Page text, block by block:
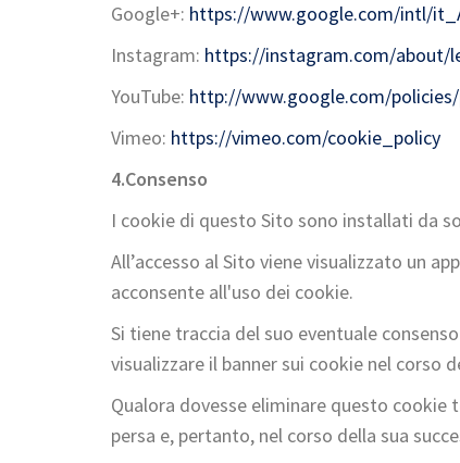
Google+: https://www.google.com/intl/
Instagram: https://instagram.com/about/
YouTube: http://www.google.com/
Vimeo: https://vimeo.com/cookie_policy
4.Consenso
I cookie di questo Sito sono installati da
All’accesso al Sito viene visualizzato un
acconsente all'uso dei cookie.
Si tiene traccia del suo eventuale
visualizzare il banner sui cookie nel corso
Qualora dovesse eliminare questo cookie
persa e, pertanto, nel corso della sua